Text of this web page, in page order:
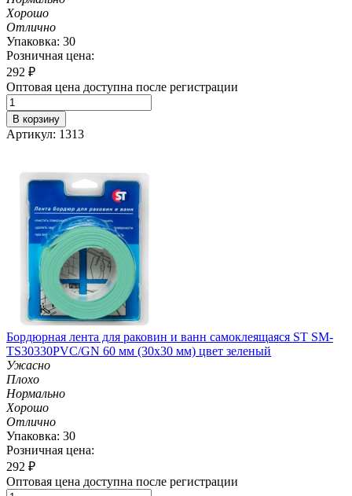
Хорошо
Отлично
Упаковка: 30
Розничная цена:
292 ₽
Оптовая цена доступна после регистрации
В корзину
Артикул: 1313
Бордюрная лента для раковин и ванн самоклеящаяся ST SM-
TS30330PVC/GN 60 мм (30х30 мм) цвет зеленый
Ужасно
Плохо
Нормально
Хорошо
Отлично
Упаковка: 30
Розничная цена:
292 ₽
Оптовая цена доступна после регистрации